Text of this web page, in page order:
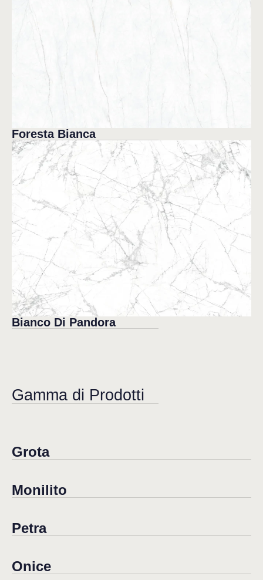
Foresta Bianca
Bianco Di Pandora
Gamma di Prodotti
Grota
Monilito
Petra
Onice